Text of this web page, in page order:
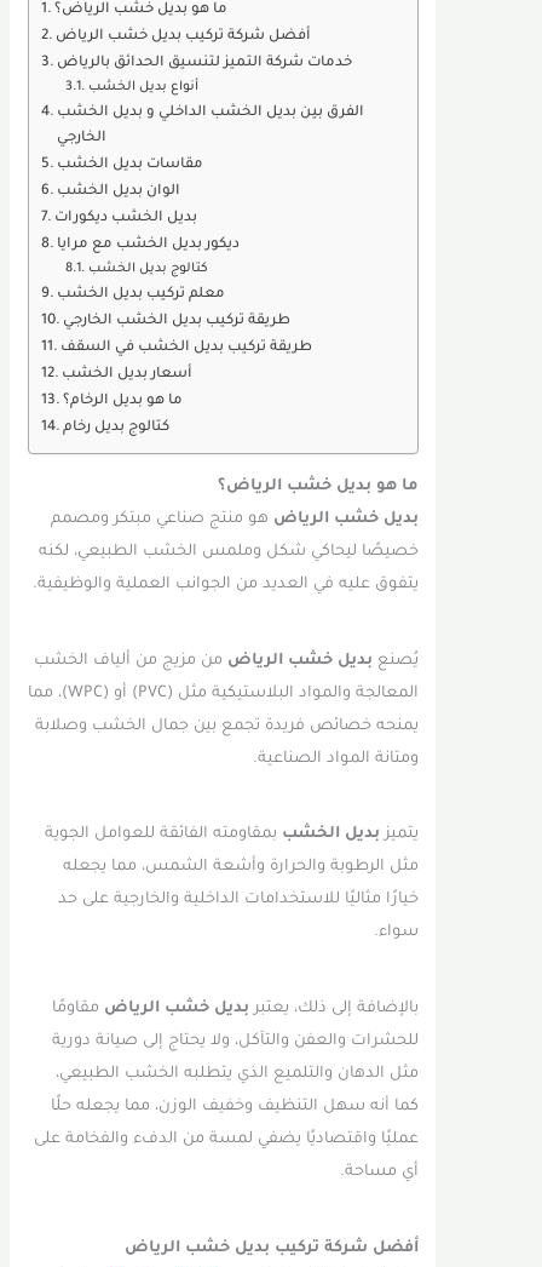
ما هو بديل خشب الرياض؟
أفضل شركة تركيب بديل خشب الرياض
خدمات شركة التميز لتنسيق الحدائق بالرياض
أنواع بديل الخشب
الفرق بين بديل الخشب الداخلي و بديل الخشب
الخارجي
مقاسات بديل الخشب
الوان بديل الخشب
بديل الخشب ديكورات
ديكور بديل الخشب مع مرايا
كتالوج بديل الخشب
معلم تركيب بديل الخشب
طريقة تركيب بديل الخشب الخارجي
طريقة تركيب بديل الخشب في السقف
أسعار بديل الخشب
ما هو بديل الرخام؟
كتالوج بديل رخام
ما هو بديل خشب الرياض؟
بديل خشب الرياضهو منتج صناعي مبتكر ومصمم
خصيصًا ليحاكي شكل وملمس الخشب الطبيعي، لكنه
يتفوق عليه في العديد من الجوانب العملية والوظيفية.
يُصنعبديل خشب الرياضمن مزيج من ألياف الخشب
المعالجة والمواد البلاستيكية مثل (PVC) أو (WPC)، مما
يمنحه خصائص فريدة تجمع بين جمال الخشب وصلابة
ومتانة المواد الصناعية.
بديل الخشببمقاومته الفائقة للعوامل الجوية
مثل الرطوبة والحرارة وأشعة الشمس، مما يجعله
خيارًا مثاليًا للاستخدامات الداخلية والخارجية على حد
سواء.
بالإضافة إلى ذلك، يعتبربديل خشب الرياضمقاومًا
للحشرات والعفن والتآكل، ولا يحتاج إلى صيانة دورية
مثل الدهان والتلميع الذي يتطلبه الخشب الطبيعي،
كما أنه سهل التنظيف وخفيف الوزن، مما يجعله حلًا
عمليًا واقتصاديًا يضفي لمسة من الدفء والفخامة على
أي مساحة.
أفضل شركة تركيب بديل خشب الرياض